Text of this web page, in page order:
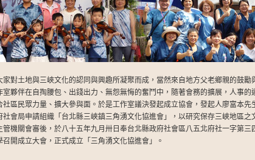
家對土地與三峽文化的認同與興趣所凝聚而成，當然來自地方父老鄉親的鼓勵
夥伴在自掏腰包、出錢出力、無怨無悔的奮鬥中，隨著會務的擴展，人事的
區民眾力量、擴大參與面。於是工作室議決發起成立協會，發起人廖富本先
會局申請組織「台北縣三峽鎮三角湧文化協進會」，以研究保存三峽地區之
機關會審後，於八十五年九月卅日奉台北縣政府社會區八五北府社一字第三
開成立大會，正式成立「三角湧文化協進會」。